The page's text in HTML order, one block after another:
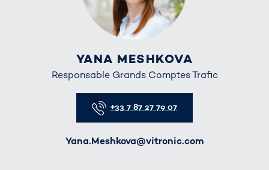
YANA MESHKOVA
Responsable Grands Comptes Trafic
+33 7 87 27 79 07
Yana.Meshkova@vitronic.com